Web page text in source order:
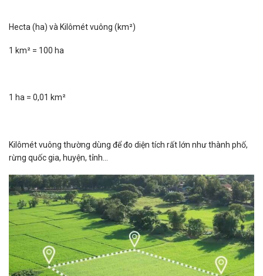
Hecta (ha) và Kilômét vuông (km²)
1 km² = 100 ha
1 ha = 0,01 km²
Kilômét vuông thường dùng để đo diện tích rất lớn như thành phố,
rừng quốc gia, huyện, tỉnh…